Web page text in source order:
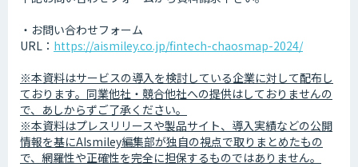
・お問い合わせフォーム
URL： https://aismiley.co.jp/fintech-chaosmap-2024/
※本資料はサービスの導入を検討している企業に対して配布し
ております。同業他社・競合他社への提供はしておりませんの
で、あしからずご了承ください。
※本資料はプレスリリースや製品サイト、導入実績などの公開
情報を基にAIsmiley編集部が独自の視点で取りまとめたもの
で、網羅性や正確性を完全に担保するものではありません。